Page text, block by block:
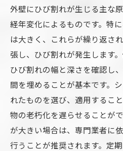
外壁にひび割れが生じる主な
経年変化によるものです。特
は大きく、これらが繰り返さ
張し、ひび割れが発生します
ひび割れの幅と深さを確認し
間を埋めることが基本です。
れたものを選び、適用するこ
物の老朽化を遅らせることが
が大きい場合は、専門業者に
行うことが推奨されます。定